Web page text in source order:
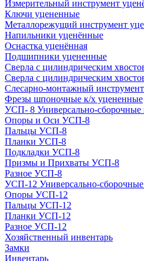
Измерительный инструмент
Ключи уцененные
Металлорежущий инструмент
Напильники уценённые
Оснастка уценённая
Подшипники уцененные
Сверла с цилиндрическим
Сверла с цилиндрическим
Слесарно-монтажный
Фрезы шпоночные к/х уцененные
УСП- 8 Универсально-сборочные
Опоры и Оси УСП-8
Пальцы УСП-8
Планки УСП-8
Подкладки УСП-8
Призмы и Прихваты УСП-8
Разное УСП-8
УСП-12 Универсально-
Опоры УСП-12
Пальцы УСП-12
Планки УСП-12
Разное УСП-12
Хозяйственный инвентарь
Замки
Инвентарь